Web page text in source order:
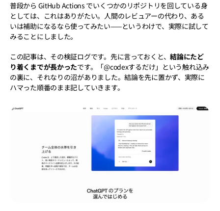
普段から GitHub Actions でいくつかのリポジトリを回している身
としては、これはありがたい。人間のレビュアーの代わり、ある
いは補助になるなら使ってみたい——というわけで、実際に試して
みることにしました。
この記事は、その検証ログです。先に言っておくと、結論にたど
り着くまでが長かったです。「@codexするだけ」という触れ込み
の裏に、それなりの沼がありました。結論を先に置かず、実際に
ハマった順番のまま記していきます。